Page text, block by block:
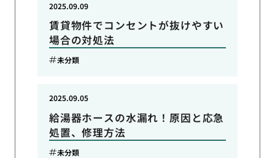
賃貸物件でコンセントが抜けやすい
場合の対処法
2025.09.09
未分類
給湯器ホースの水漏れ！原因と応急
処置、修理方法
2025.09.05
未分類